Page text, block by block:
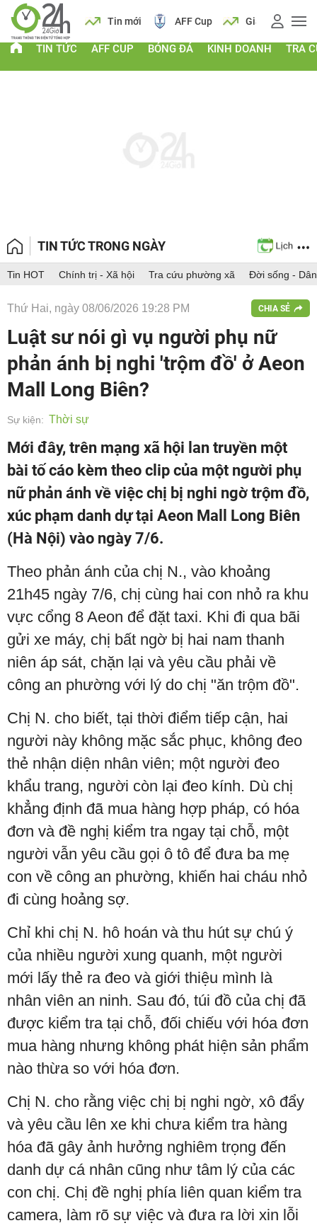
Lịch Tin mới AFF Cup Giá vàng
TIN TỨC AFF CUP BÓNG ĐÁ KINH DOANH TRA
TIN TỨC TRONG NGÀY
Tin HOT Chính trị - Xã hội Tra cứu phường xã Đời sống -
Thứ Hai, ngày 08/06/2026 19:28 PM CHIA SẺ
Luật sư nói gì vụ người phụ nữ
phản ánh bị nghi 'trộm đồ' ở Aeon
Mall Long Biên?
Sự kiện: Thời sự
Mới đây, trên mạng xã hội lan truyền một
bài tố cáo kèm theo clip của một người phụ
nữ phản ánh về việc chị bị nghi ngờ trộm đồ,
xúc phạm danh dự tại Aeon Mall Long Biên
(Hà Nội) vào ngày 7/6.
Theo phản ánh của chị N., vào khoảng
21h45 ngày 7/6, chị cùng hai con nhỏ ra khu
vực cổng 8 Aeon để đặt taxi. Khi đi qua bãi
gửi xe máy, chị bất ngờ bị hai nam thanh
niên áp sát, chặn lại và yêu cầu phải về
công an phường với lý do chị "ăn trộm đồ".
Chị N. cho biết, tại thời điểm tiếp cận, hai
người này không mặc sắc phục, không đeo
thẻ nhận diện nhân viên; một người đeo
khẩu trang, người còn lại đeo kính. Dù chị
khẳng định đã mua hàng hợp pháp, có hóa
đơn và đề nghị kiểm tra ngay tại chỗ, một
người vẫn yêu cầu gọi ô tô để đưa ba mẹ
con về công an phường, khiến hai cháu nhỏ
đi cùng hoảng sợ.
Chỉ khi chị N. hô hoán và thu hút sự chú ý
của nhiều người xung quanh, một người
mới lấy thẻ ra đeo và giới thiệu mình là
nhân viên an ninh. Sau đó, túi đồ của chị đã
được kiểm tra tại chỗ, đối chiếu với hóa đơn
mua hàng nhưng không phát hiện sản phẩm
nào thừa so với hóa đơn.
Chị N. cho rằng việc chị bị nghi ngờ, xô đẩy
và yêu cầu lên xe khi chưa kiểm tra hàng
hóa đã gây ảnh hưởng nghiêm trọng đến
danh dự cá nhân cũng như tâm lý của các
con chị. Chị đề nghị phía liên quan kiểm tra
camera, làm rõ sự việc và đưa ra lời xin lỗi